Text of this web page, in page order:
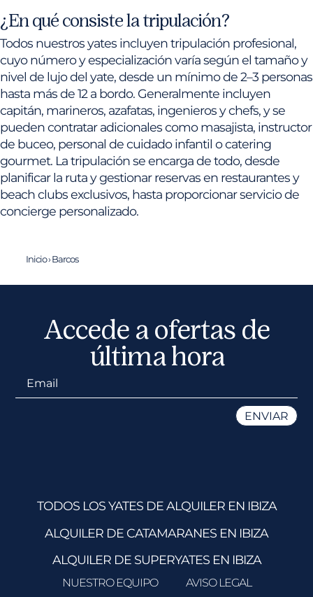
¿En qué consiste la tripulación?
Todos nuestros yates incluyen tripulación profesional,
cuyo número y especialización varía según el tamaño y
nivel de lujo del yate, desde un mínimo de 2–3 personas
hasta más de 12 a bordo. Generalmente incluyen
capitán, marineros, azafatas, ingenieros y chefs, y se
pueden contratar adicionales como masajista, instructor
de buceo, personal de cuidado infantil o catering
gourmet. La tripulación se encarga de todo, desde
planificar la ruta y gestionar reservas en restaurantes y
beach clubs exclusivos, hasta proporcionar servicio de
concierge personalizado.
Inicio›Barcos
Accede a ofertas de
última hora
TODOS LOS YATES DE ALQUILER EN IBIZA
ALQUILER DE CATAMARANES EN IBIZA
ALQUILER DE SUPERYATES EN IBIZA
NUESTRO EQUIPO AVISO LEGAL